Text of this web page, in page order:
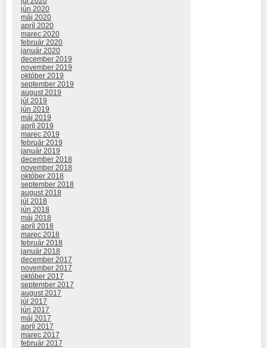
jún 2020
máj 2020
apríl 2020
marec 2020
február 2020
január 2020
december 2019
november 2019
október 2019
september 2019
august 2019
júl 2019
jún 2019
máj 2019
apríl 2019
marec 2019
február 2019
január 2019
december 2018
november 2018
október 2018
september 2018
august 2018
júl 2018
jún 2018
máj 2018
apríl 2018
marec 2018
február 2018
január 2018
december 2017
november 2017
október 2017
september 2017
august 2017
júl 2017
jún 2017
máj 2017
apríl 2017
marec 2017
február 2017